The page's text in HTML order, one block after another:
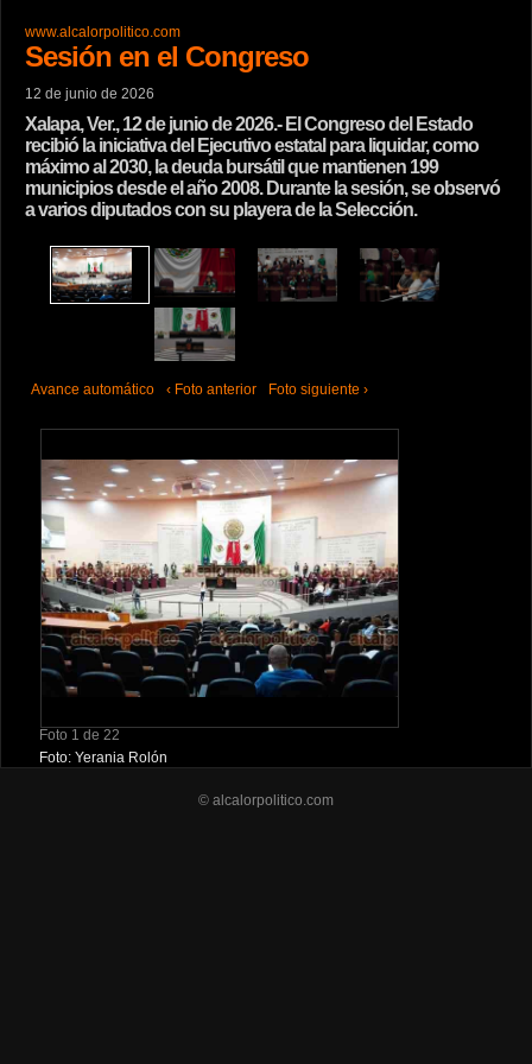
www.alcalorpolitico.com
Sesión en el Congreso
12 de junio de 2026
Xalapa, Ver., 12 de junio de 2026.- El Congreso del Estado
recibió la iniciativa del Ejecutivo estatal para liquidar, como
máximo al 2030, la deuda bursátil que mantienen 199
municipios desde el año 2008. Durante la sesión, se observó
a varios diputados con su playera de la Selección.
Avance automático ‹ Foto anterior Foto siguiente ›
Foto 1 de 22
Foto: Yerania Rolón
© alcalorpolitico.com